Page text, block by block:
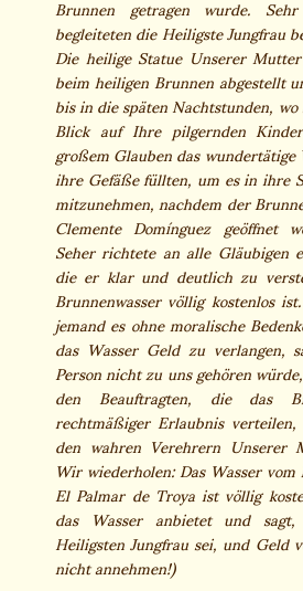
begleiteten die Heiligste Jungfrau
Die heilige Statue Unserer
beim heiligen Brunnen abgestellt
bis in die späten Nachtstunden,
Blick auf Ihre pilgernden
großem Glauben das
ihre Gefäße füllten, um es in ihre
mitzunehmen, nachdem der
Clemente Domínguez geöffnet
Seher richtete an alle Gläubigen
die er klar und deutlich zu
Brunnenwasser völlig kostenlos
jemand es ohne moralische
das Wasser Geld zu verlangen,
Person nicht zu uns gehören
den Beauftragten, die das
rechtmäßiger Erlaubnis
den wahren Verehrern Unserer
Wir wiederholen: Das Wasser
El Palmar de Troya ist völlig
das Wasser anbietet und
Heiligsten Jungfrau sei, und Geld
nicht annehmen!)